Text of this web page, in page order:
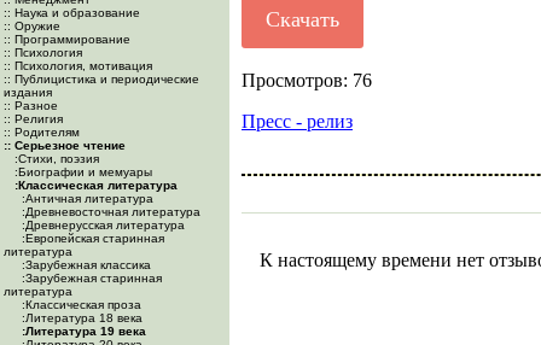
:: Наука и образование
:: Оружие
:: Программирование
:: Психология
:: Психология, мотивация
:: Публицистика и периодические
издания
:: Разное
:: Религия
:: Родителям
:: Серьезное чтение
:Cтихи, поэзия
:Биографии и мемуары
:Классическая литература
:Античная литература
:Древневосточная литература
:Древнерусская литература
:Европейская старинная
литература
:Зарубежная классика
:Зарубежная старинная
литература
:Классическая проза
:Литература 18 века
:Литература 19 века
Скачать
Просмотров: 76
Пресс - релиз
К настоящему времени нет